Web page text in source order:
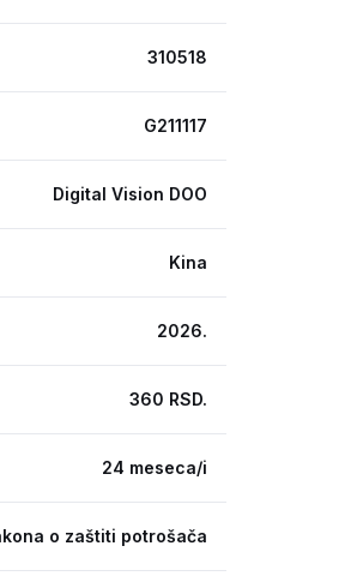
310518
G211117
Digital Vision DOO
Kina
2026.
360 RSD.
24 meseca/i
o zaštiti potrošača